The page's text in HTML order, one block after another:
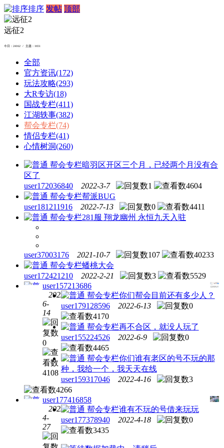
排序 发帖 顶部
远征2
今日：24162 / 主题：1651
全部
官方资讯(172)
玩法攻略(293)
大R专访(18)
国战专栏(411)
江湖轶事(382)
帮会专栏(74)
情侣专栏(41)
心情树洞(260)
帮会专栏暗羽区开区三个月，已经两个月没有合
区了
user172036840
2022-3-7 1
4604
帮会专栏帮派BUG
user181211916
2022-7-13 0
4411
帮会专栏281服 翔龙幽州 永恒九天入驻
user37003176 2021-10-7 107
40233
帮会专栏蟠桃大会
user172421210
2022-2-21 3 5529
1925017
user157213686
2022-
6-
14
0
4108
帮会专栏你们帮会目前还有多少人？
user179128596
2022-6-13
0
4170
帮会专栏再不合区，就没人玩了
user155224526
2022-6-9
0
4465
帮会专栏你们谁有老区的号不玩的那
种，我给一个，我天天在线
user159317046
2022-4-16
3
4266
user177416858
2022-
4-
27
帮会专栏谁有不玩的号借来玩玩
user177378940
2022-4-18
0
3435